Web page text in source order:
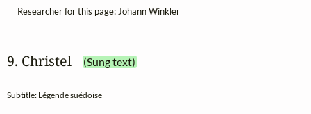
Researcher for this page: Johann Winkler
9. Christel (Sung text)
Subtitle: Légende suédoise